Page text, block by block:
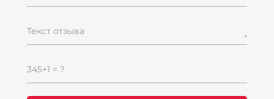
Текст отзыва
345+1 = ?